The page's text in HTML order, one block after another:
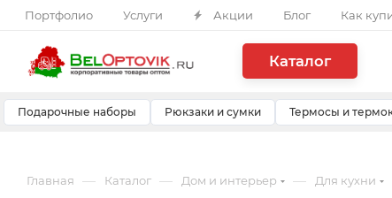
Портфолио Услуги Акции Блог Как
Каталог
Подарочные наборы Рюкзаки и сумки Термосы и
Главная — Каталог — Дом и интерьер — Для кухни